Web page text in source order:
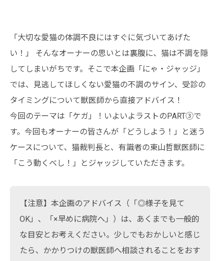
「大切な愛猫の体調不良にはすぐに気づいてあげた
い！」 そんなオーナーの思いとは裏腹に、猫は不調を隠
してしまいがちです。そこで本企画「にゃ・ジャッジ」
では、見逃してほしくない愛猫の不調のサイン、受診の
タイミングについて獣医師から直接アドバイス！
今回のテーマは「ケガ」！いよいよラストのPART③で
す。今回もオーナーの皆さんが「どうしよう！」と迷う
ケースについて、猫裁判長と、有識者の東山哲獣医師に
「こう動くべし！」とジャッジしていただきます。
【注意】本企画のアドバイス（「◎様子を見て
OK」、「×早めに病院へ」）は、あくまでも一般的
な目安とお考えください。少しでもおかしいと感じ
たら、かかりつけの獣医師へ相談されることをおす